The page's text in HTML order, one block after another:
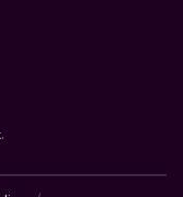
.